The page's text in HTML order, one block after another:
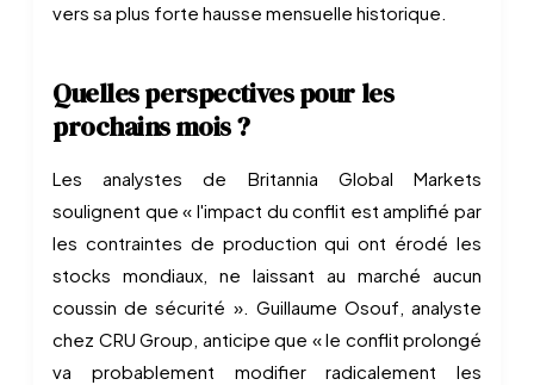
vers sa plus forte hausse mensuelle historique.
Quelles perspectives pour les
prochains mois ?
Les analystes de Britannia Global Markets
soulignent que « l'impact du conflit est amplifié par
les contraintes de production qui ont érodé les
stocks mondiaux, ne laissant au marché aucun
coussin de sécurité ». Guillaume Osouf, analyste
chez CRU Group, anticipe que « le conflit prolongé
va probablement modifier radicalement les